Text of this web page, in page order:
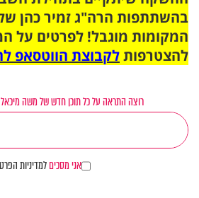
בהשתתפות הרה"ג זמיר כהן
המקומות מוגבל! לפרטים על
להצטרפותלקבוצת הווטסאפ
רוצה התראה על כל תוכן חדש של משה מיכאל
אני מסכיםלמדיניות